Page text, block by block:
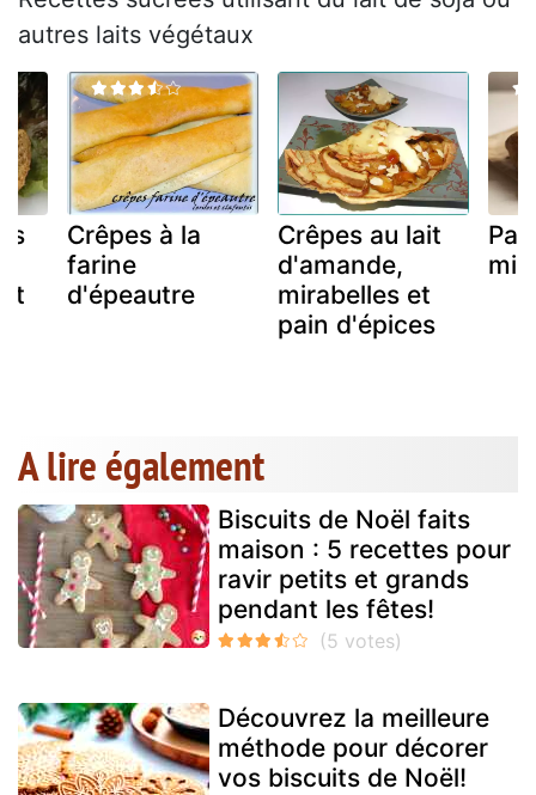
autres laits végétaux
Crêpes à la
farine
d'épeautre
Crêpes au lait
d'amande,
mirabelles et
pain d'épices
A lire également
Biscuits de Noël faits
maison : 5 recettes pour
ravir petits et grands
pendant les fêtes!
Découvrez la meilleure
méthode pour décorer
vos biscuits de Noël!